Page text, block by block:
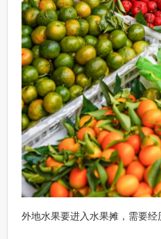
外地水果要进入水果摊，需要经